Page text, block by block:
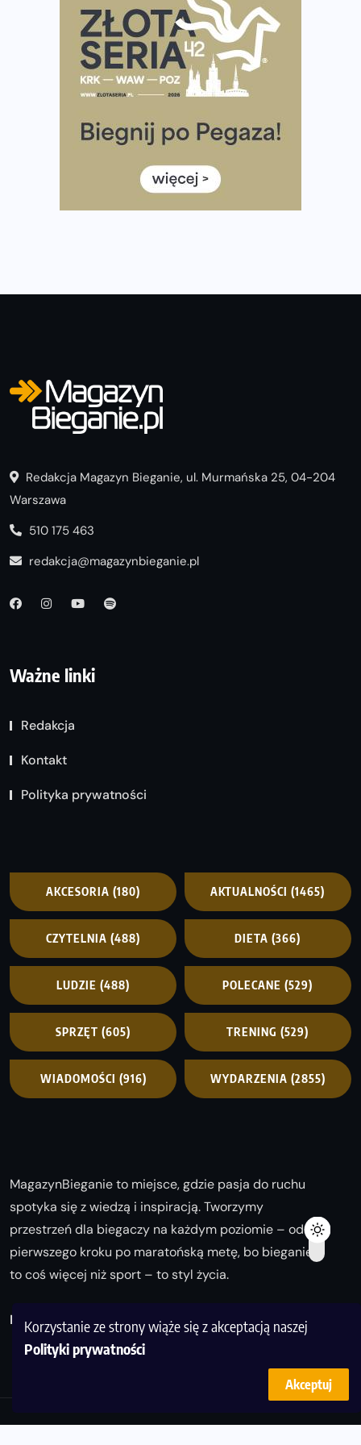
Korzystanie ze strony wiąże się z akceptacją naszej
Polityki prywatności
Akceptuj
Największy Bieg Powstania Warszawskiego w historii.
Ponad 12 tysięcy uczestników pobiegło dla Bohaterów!
Tętno vs tempo – czym kierować się w bieganiu?
Co ma dużo białka? Produkty, które warto włączyć do
Rozbiegany Olsztyn szykuje się na weekend z
Już w tę sobotę 35. Bieg Powstania Warszawskiego.
Wystartuje rekordowa liczba uczestników
Redakcja Magazyn Bieganie, ul. Murmańska 25, 04-204
Warszawa
510 175 463
redakcja@magazynbieganie.pl
Ważne linki
Redakcja
Kontakt
Polityka prywatności
AKCESORIA (180) AKTUALNOŚCI (1465)
CZYTELNIA (488) DIETA (366)
LUDZIE (488) POLECANE (529)
SPRZĘT (605) TRENING (529)
WIADOMOŚCI (916) WYDARZENIA (2855)
MagazynBieganie to miejsce, gdzie pasja do ruchu
spotyka się z wiedzą i inspiracją. Tworzymy
przestrzeń dla biegaczy na każdym poziomie – od
pierwszego kroku po maratońską metę, bo bieganie
to coś więcej niż sport – to styl życia.
Biegaj z nami i odkrywaj swoją najlepszą wersję!